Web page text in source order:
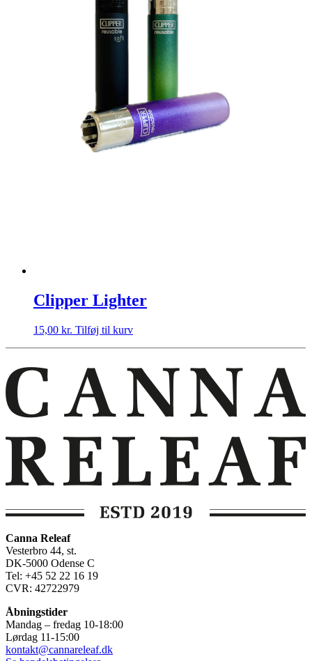
Clipper Lighter
15,00 kr. Tilføj til kurv
Canna Releaf
Vesterbro 44, st.
DK-5000 Odense C
Tel: +45 52 22 16 19
CVR: 42722979
Åbningstider
Mandag – fredag 10-18:00
Lørdag 11-15:00
kontakt@cannareleaf.dk